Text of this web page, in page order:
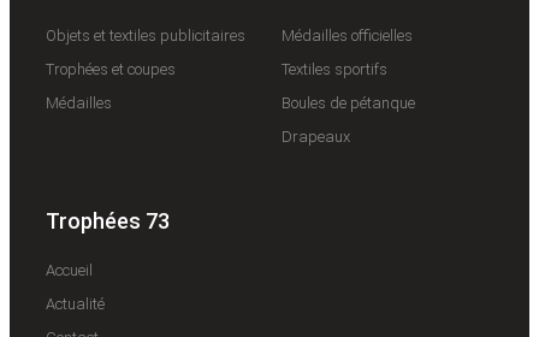
Objets et textiles publicitaires
Trophées et coupes
Médailles
Médailles officielles
Textiles sportifs
Boules de pétanque
Drapeaux
Trophées 73
Accueil
Actualité